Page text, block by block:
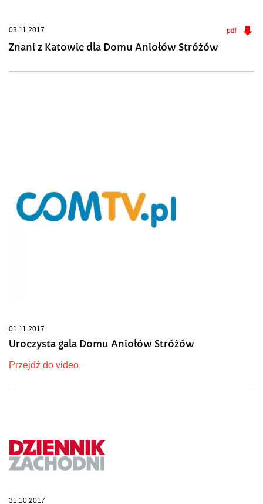
03.11.2017
Znani z Katowic dla Domu Aniołów Stróżów
01.11.2017
Uroczysta gala Domu Aniołów Stróżów
Przejdź do video
31.10.2017